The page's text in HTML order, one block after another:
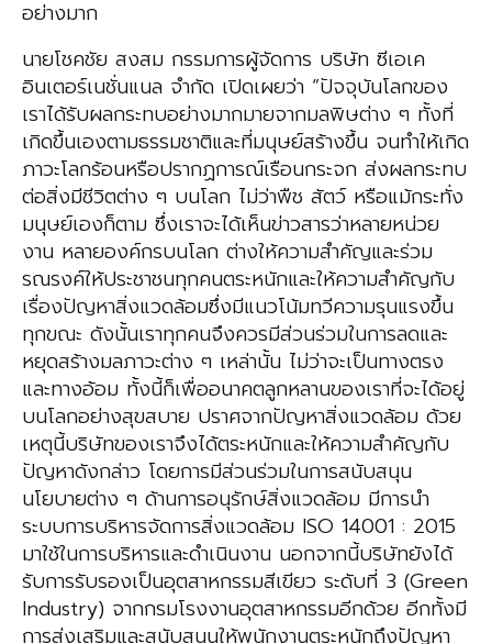
อย่างมาก
นายโชคชัย สงสม กรรมการผู้จัดการ บริษัท ซีเอเค
อินเตอร์เนชั่นแนล จำกัด เปิดเผยว่า “ปัจจุบันโลกของ
เราได้รับผลกระทบอย่างมากมายจากมลพิษต่าง ๆ ทั้งที่
เกิดขึ้นเองตามธรรมชาติและที่มนุษย์สร้างขึ้น จนทำให้เกิด
ภาวะโลกร้อนหรือปรากฏการณ์เรือนกระจก ส่งผลกระทบ
ต่อสิ่งมีชีวิตต่าง ๆ บนโลก ไม่ว่าพืช สัตว์ หรือแม้กระทั่ง
มนุษย์เองก็ตาม ซึ่งเราจะได้เห็นข่าวสารว่าหลายหน่วย
งาน หลายองค์กรบนโลก ต่างให้ความสำคัญและร่วม
รณรงค์ให้ประชาชนทุกคนตระหนักและให้ความสำคัญกับ
เรื่องปัญหาสิ่งแวดล้อมซึ่งมีแนวโน้มทวีความรุนแรงขึ้น
ทุกขณะ ดังนั้นเราทุกคนจึงควรมีส่วนร่วมในการลดและ
หยุดสร้างมลภาวะต่าง ๆ เหล่านั้น ไม่ว่าจะเป็นทางตรง
และทางอ้อม ทั้งนี้ก็เพื่ออนาคตลูกหลานของเราที่จะได้อยู่
บนโลกอย่างสุขสบาย ปราศจากปัญหาสิ่งแวดล้อม ด้วย
เหตุนี้บริษัทของเราจึงได้ตระหนักและให้ความสำคัญกับ
ปัญหาดังกล่าว โดยการมีส่วนร่วมในการสนับสนุน
นโยบายต่าง ๆ ด้านการอนุรักษ์สิ่งแวดล้อม มีการนำ
ระบบการบริหารจัดการสิ่งแวดล้อม ISO 14001 : 2015
มาใช้ในการบริหารและดำเนินงาน นอกจากนี้บริษัทยังได้
รับการรับรองเป็นอุตสาหกรรมสีเขียว ระดับที่ 3 (Green
Industry) จากกรมโรงงานอุตสาหกรรมอีกด้วย อีกทั้งมี
การส่งเสริมและสนับสนุนให้พนักงานตระหนักถึงปัญหา